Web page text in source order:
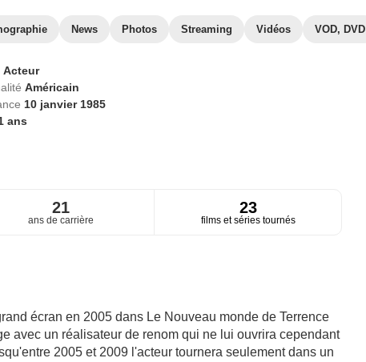
News Photos Streaming Vidéos VOD, DVD
Acteur
Américain
10 janvier 1985
ans
21
ans de carrière
23
films et séries tournés
écran en 2005 dans Le Nouveau monde de Terrence
avec un réalisateur de renom qui ne lui ouvrira cependant
2005 et 2009 l'acteur tournera seulement dans un